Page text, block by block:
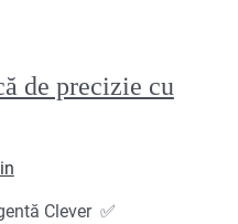
de precizie cu
Clever ✅